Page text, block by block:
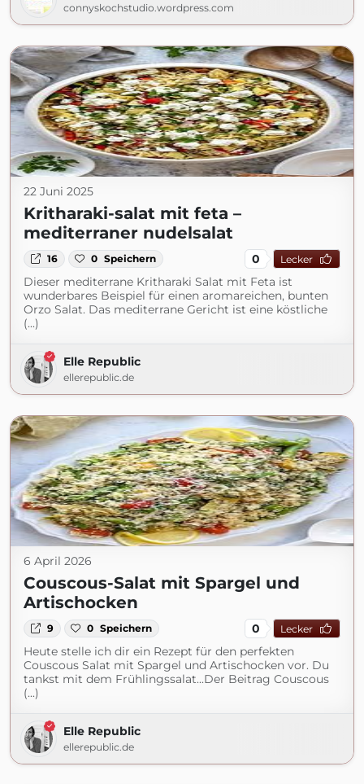
connyskochstudio.wordpress.com
22 Juni 2025
Kritharaki-salat mit feta –
mediterraner nudelsalat
16 0 Speichern 0 Lecker
Dieser mediterrane Kritharaki Salat mit Feta ist
wunderbares Beispiel für einen aromareichen, bunten
Orzo Salat. Das mediterrane Gericht ist eine köstliche
(...)
Elle Republic
ellerepublic.de
6 April 2026
Couscous-Salat mit Spargel und
Artischocken
9 0 Speichern 0 Lecker
Heute stelle ich dir ein Rezept für den perfekten
Couscous Salat mit Spargel und Artischocken vor. Du
tankst mit dem Frühlingssalat...Der Beitrag Couscous
(...)
Elle Republic
ellerepublic.de